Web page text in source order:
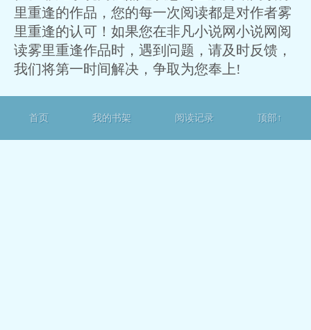
里重逢的作品，您的每一次阅读都是对作者雾
里重逢的认可！如果您在非凡小说网小说网阅
读雾里重逢作品时，遇到问题，请及时反馈，
我们将第一时间解决，争取为您奉上!
首页 我的书架 阅读记录 顶部↑